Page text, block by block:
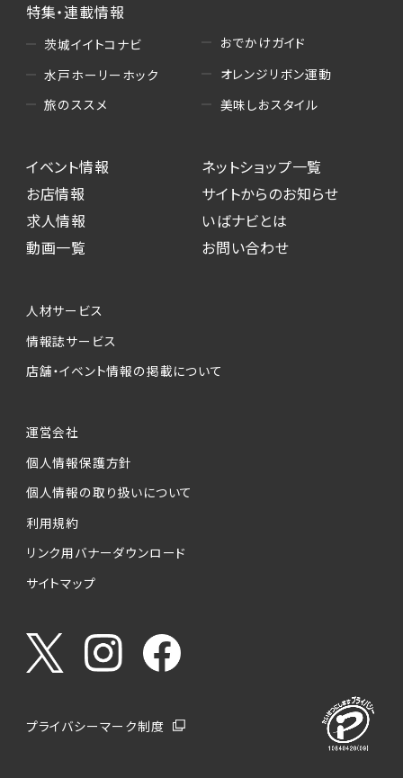
特集・連載情報
茨城イイトコナビ
水戸ホーリーホック
旅のススメ
おでかけガイド
オレンジリボン運動
美味しおスタイル
イベント情報
お店情報
求人情報
動画一覧
ネットショップ一覧
サイトからのお知らせ
いばナビとは
お問い合わせ
人材サービス
情報誌サービス
店舗・イベント情報の掲載について
運営会社
個人情報保護方針
個人情報の取り扱いについて
利用規約
リンク用バナーダウンロード
サイトマップ
プライバシーマーク制度